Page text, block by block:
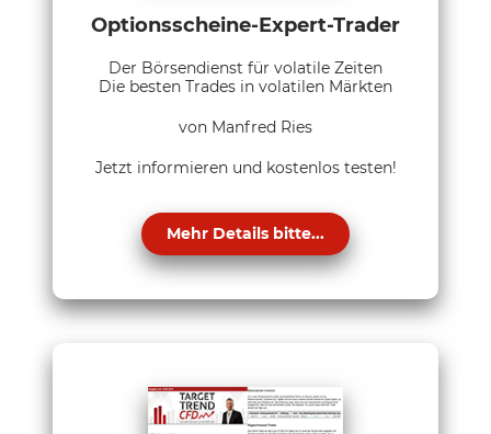
Optionsscheine-Expert-Trader
Der Börsendienst für volatile Zeiten
Die besten Trades in volatilen Märkten
von Manfred Ries
Jetzt informieren und kostenlos testen!
Mehr Details bitte...